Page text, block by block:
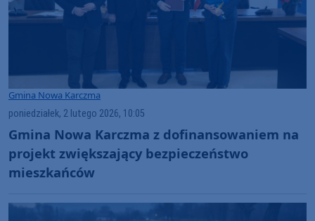
Gmina Nowa Karczma
poniedziałek, 2 lutego 2026, 10:05
Gmina Nowa Karczma z dofinansowaniem na
projekt zwiększający bezpieczeństwo
mieszkańców